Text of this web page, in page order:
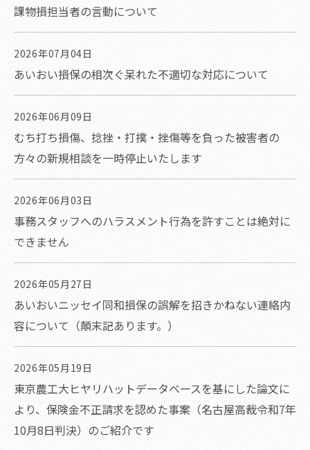
課物損担当者の言動について
2026年07月04日
あいおい損保の相次ぐ呆れた不適切な対応について
2026年06月09日
むち打ち損傷、捻挫・打撲・挫傷等を負った被害者の
方々の新規相談を一時停止いたします
2026年06月03日
事務スタッフへのハラスメント行為を許すことは絶対に
できません
2026年05月27日
あいおいニッセイ同和損保の誤解を招きかねない連絡内
容について（顛末記あります。）
2026年05月19日
東京農工大ヒヤリハットデータベースを基にした論文に
より、保険金不正請求を認めた事案（名古屋高裁令和7年
10月8日判決）のご紹介です